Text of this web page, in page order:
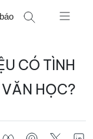
CÓ TÌNH
HỌC?